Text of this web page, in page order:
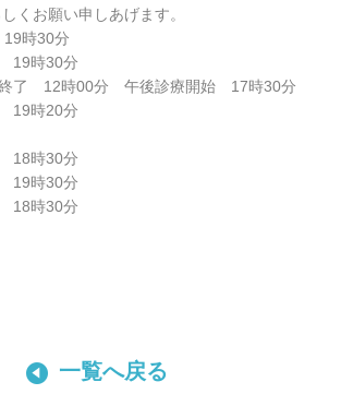
くお願い申しあげます。
時30分
19時30分
了 12時00分 午後診療開始 17時30分
19時20分
18時30分
19時30分
18時30分
一覧へ戻る